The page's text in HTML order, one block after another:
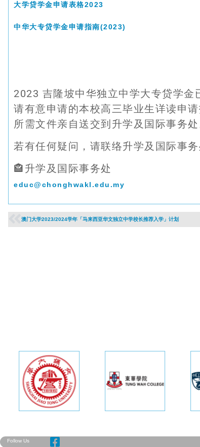
大学贷学金申请表格2023
中华大专贷学金申请指南(2023)
2023 吉隆坡中华独立中学大专贷学金
请有意申请的本校高三毕业生详读申
所需文件亲自送交到升学及国际事务处
若有任何疑问，请联络升学及国际事务
🏤升学及国际事务处
educ@chonghwakl.edu.my
澳门大学2023/2024学年「马来西亚华文独立中学校长推荐入学」计划
Follow Us